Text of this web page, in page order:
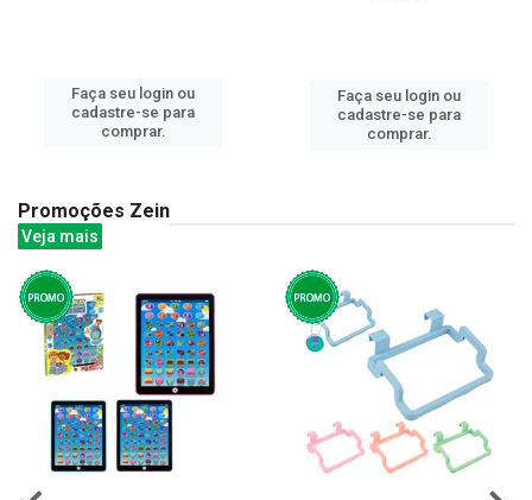
Faça seu login ou
cadastre-se para
comprar.
Faça seu login ou
cadastre-se para
comprar.
Promoções Zein
Veja mais